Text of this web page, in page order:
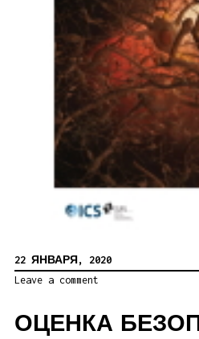
22 ЯНВАРЯ, 2020
Leave a comment
ОЦЕНКА